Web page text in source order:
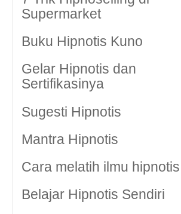
Supermarket
Buku Hipnotis Kuno
Gelar Hipnotis dan
Sertifikasinya
Sugesti Hipnotis
Mantra Hipnotis
Cara melatih ilmu hipnotis
Belajar Hipnotis Sendiri